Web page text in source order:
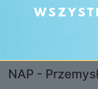
NAP -